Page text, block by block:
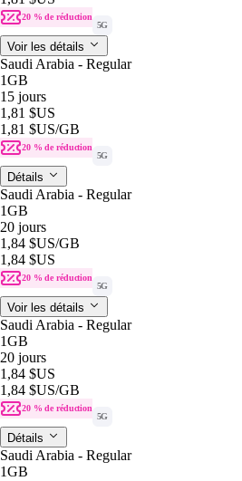
20 % de réduction
5G
Voir les détails
Saudi Arabia - Regular
1GB
15 jours
1,81 $US
1,81 $US/GB
20 % de réduction
5G
Détails
Saudi Arabia - Regular
1GB
20 jours
1,84 $US/GB
1,84 $US
20 % de réduction
5G
Voir les détails
Saudi Arabia - Regular
1GB
20 jours
1,84 $US
1,84 $US/GB
20 % de réduction
5G
Détails
Saudi Arabia - Regular
1GB